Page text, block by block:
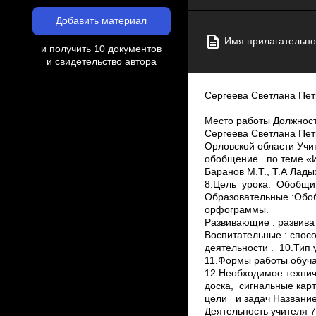
Добавить материал
и получить 10 документов
и свидетельство автора
Имя
Сергеева Светлана Петровна 1 Методическая разработка Урок­обобщение по теме «Имя прилагательное» 1. 2. 3. 4. 5. 6. 7. ФИО Место работы Должность Предмет Класс Тема и номер урока в теме Базовый учебник Сергеева Светлана Петровна МБОУ Корсаковская средняя общеобразовательная школа с.Корсаково Орловской области Учитель русского языка и литературы Русский язык 6 Урок­обобщение по теме «Имя прилагательное», последний урок Баранов М.Т., Т.А Ладыженская и др. Русский язык 6 класс 8.Цель урока: Обобщить и систематизировать знания по теме «Имя прилагательное». 9. Задачи: Образовательные :Обобщить и систематизировать знания по данной теме, заострить внимание на наиболее трудные орфограммы. Развивающие : развивать умение творческого применения знаний для решения практических заданий по теме. Воспитательные : способствовать воспитанию личностных качеств, обеспечивающих успешность творческой деятельности . 10.Тип урока: Урок обобщения и систематизации знаний.Сергеева Светлана Петровна 2 11.Формы работы обучающихся: коллективная, самостоятельная, групповая, парная, индивидуальная. 12.Необходимое техническое оборудование: компьютер с выходом в интернет, экран , мультимедийный проектор, мел, доска, сигнальные карточки. 13.Структура и ход урока № Этап урока 1 Организационный момент 2 Сообщение цели и задач Название используемых ЭОР указанием порядкового номера Таблицы 2) из (с Деятельность учителя 7 февраля 2014 года в Сочи откроются XXII зимние Олимпийские игры. Это вторая для России Олимпиада. В 1980 году в Москве проходила летняя Олимпиада, а совсем скоро будут проводиться Зимние Олимпийские игры. Они выявят самых сильных и смелых людей в разных видах спорта. Мы будем внимательно следить за достижениями российских спортсменов по разным телеканалам. А сегодня мы постараемся доказать, что у них растёт достойная смена. ( слайд 1­3) ­Охарактеризуйте слово «Олимпийские». ­Сформулируйте тему нашего урока. Деятельность обучающихся Время 2 мин Дети отвечают, что это имя3 Тестирование Использование ЭОР из коллекции учителя Сергеева Светлана Петровна ­Как вы думаете, в какой